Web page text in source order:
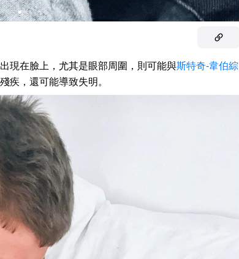
現在臉上，尤其是眼部周圍，則可能與斯特奇-韋伯綜
疾，還可能導致失明。